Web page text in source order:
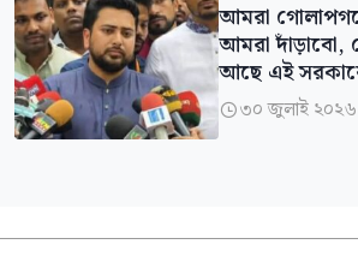
আমরা
আমরা দাঁড়াবো,
আছে এই
৩০ জুলাই ২০২৬